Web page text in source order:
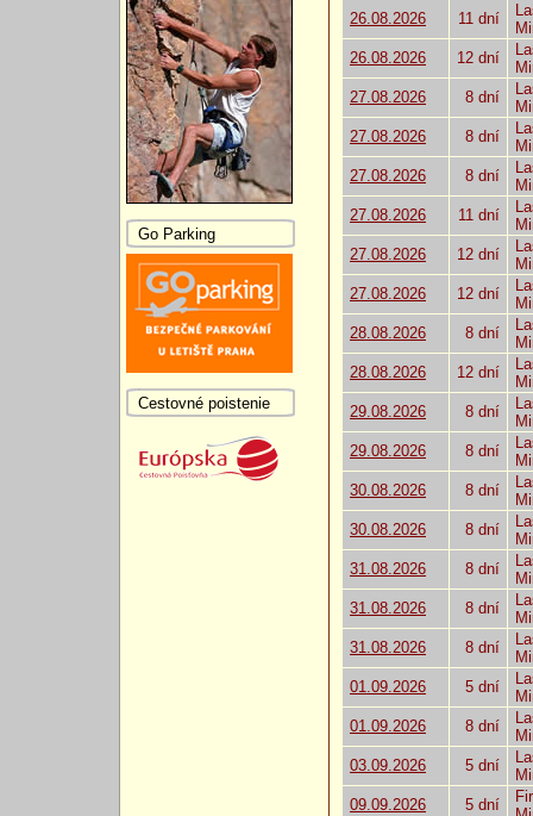
26.08.2026
11 dní
26.08.2026
12 dní
27.08.2026
8 dní
27.08.2026
8 dní
27.08.2026
8 dní
27.08.2026
11 dní
27.08.2026
12 dní
27.08.2026
12 dní
28.08.2026
8 dní
28.08.2026
12 dní
29.08.2026
8 dní
29.08.2026
8 dní
30.08.2026
8 dní
30.08.2026
8 dní
31.08.2026
8 dní
31.08.2026
8 dní
31.08.2026
8 dní
01.09.2026
5 dní
01.09.2026
8 dní
03.09.2026
5 dní
09.09.2026
5 dní
Go Parking
Cestovné poistenie